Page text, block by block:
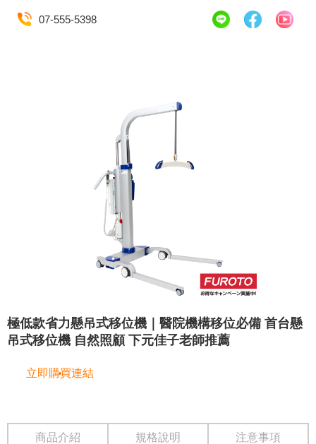
07-555-5398
極低款省力懸吊式移位機｜醫院機構移位必備 首台懸
吊式移位機 自然照顧 下元佳子老師推薦
立即購買連結
商品介紹 規格說明 注意事項